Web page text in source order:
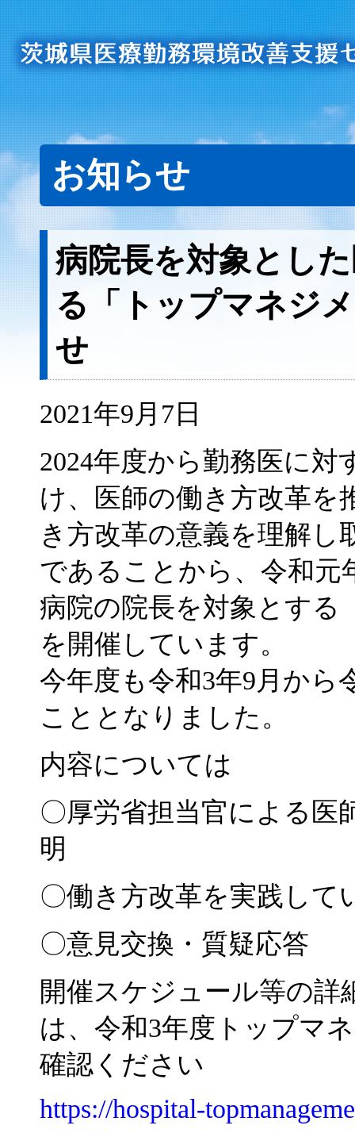
お知らせ
病院長を対象とし
る「トップマネジ
せ
2021年9月7日
2024年度から勤務医に対
け、医師の働き方改革を
き方改革の意義を理解
であることから、令和元
病院の院長を対象とする
を開催しています。
今年度も令和3年9月から
こととなりました。
内容については
〇厚労省担当官による医
明
〇働き方改革を実践して
〇意見交換・質疑応答
開催スケジュール等の
は、令和3年度トップマ
確認ください
https://hospital-